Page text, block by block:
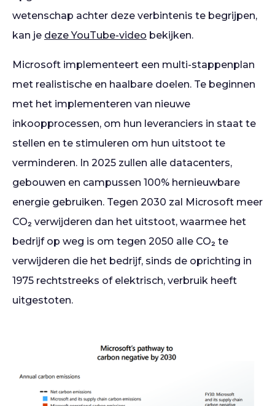
wetenschap achter deze verbintenis te begrijpen,
kan je deze YouTube-video bekijken.
Microsoft implementeert een multi-stappenplan
met realistische en haalbare doelen. Te beginnen
met het implementeren van nieuwe
inkoopprocessen, om hun leveranciers in staat te
stellen en te stimuleren om hun uitstoot te
verminderen. In 2025 zullen alle datacenters,
gebouwen en campussen 100% hernieuwbare
energie gebruiken. Tegen 2030 zal Microsoft meer
CO₂ verwijderen dan het uitstoot, waarmee het
bedrijf op weg is om tegen 2050 alle CO₂ te
verwijderen die het bedrijf, sinds de oprichting in
1975 rechtstreeks of elektrisch, verbruik heeft
uitgestoten.